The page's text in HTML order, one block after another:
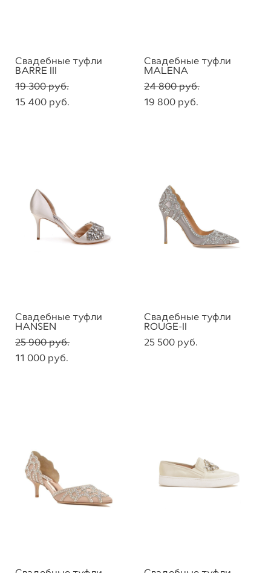
Свадебные туфли
BARRE III
19 300 pуб.
15 400 pуб.
Свадебные туфли
MALENA
24 800 pуб.
19 800 pуб.
Свадебные туфли
HANSEN
25 900 pуб.
11 000 pуб.
Свадебные туфли
ROUGE-II
25 500 pуб.